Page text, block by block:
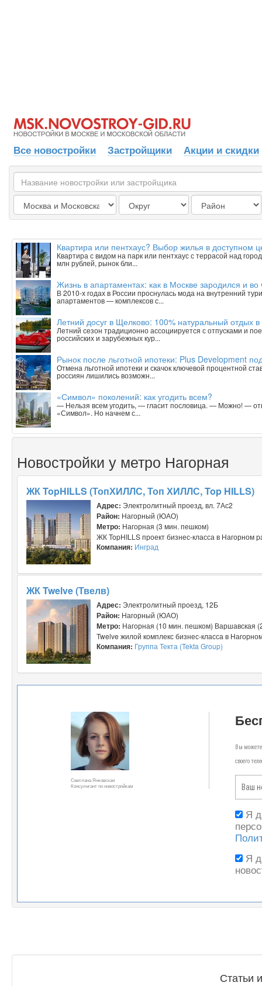
Все новостройки Застройщики Акции и скидки
Квартира или пентхаус? Выбор жилья в доступном
Квартира с видом на парк или пентхаус с террасой над
млн рублей, рынок бли...
Жизнь в апартаментах: как в Москве зародился и
В 2010-х годах в России проснулась мода на внутренний
апартаментов — комплексов с...
Летний досуг в Щелково: 100% натуральный отдых в
Летний сезон традиционно ассоциируется с отпусками и
российских и зарубежных кур...
Рынок после льготной ипотеки: Plus Development
Отмена льготной ипотеки и скачок ключевой процентной
россиян лишились возможн...
«Символ» поколений: как угодить всем?
— Нельзя всем угодить, — гласит пословица. — Можно! —
«Символ». Но начнем с...
Новостройки у метро Нагорная
ЖК TopHILLS (ТопХИЛЛС, Топ ХИЛЛС, Top HILLS)
Адрес: Электролитный проезд, вл. 7Ас2
Район: Нагорный (ЮАО)
Метро: Нагорная (3 мин. пешком)
ЖК TopHILLS проект бизнес-класса в Нагорном
Компания: Инград
ЖК Twelve (Твелв)
Адрес: Электролитный проезд, 12Б
Район: Нагорный (ЮАО)
Метро: Нагорная (10 мин. пешком) Варшавская
Twelve жилой комплекс бизнес-класса в
Компания: Группа Текта (Tekta Group)
Светлана Янковская
Консультант по новостройкам
Вы
своего
Я
Я
Статьи